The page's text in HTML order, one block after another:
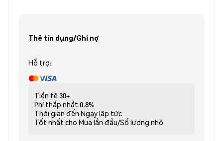
Thẻ tín dụng/Ghi nợ
Hỗ trợ:
Tiền tệ 30+
Phí thấp nhất 0.8%
Thời gian đến Ngay lập tức
Tốt nhất cho Mua lần đầu/Số lượng nhỏ